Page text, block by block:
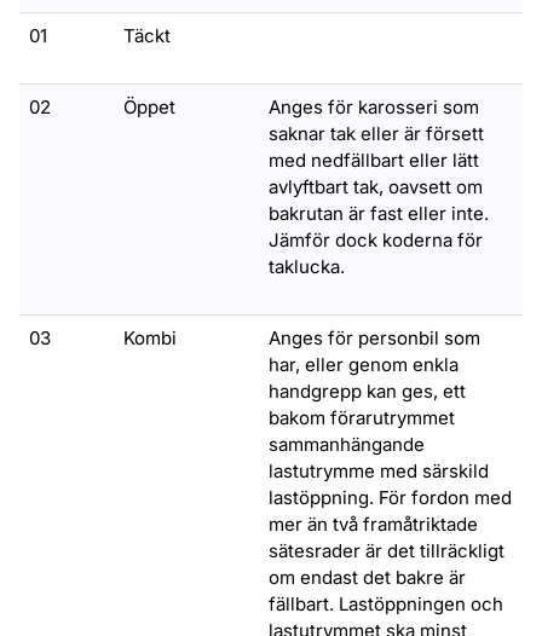
01 Täckt
02 Öppet
Anges för karosseri som
saknar tak eller är försett
med nedfällbart eller lätt
avlyftbart tak, oavsett om
bakrutan är fast eller inte.
Jämför dock koderna för
taklucka.
03 Kombi
Anges för personbil som
har, eller genom enkla
handgrepp kan ges, ett
bakom förarutrymmet
sammanhängande
lastutrymme med särskild
lastöppning. För fordon med
mer än två framåtriktade
sätesrader är det tillräckligt
om endast det bakre är
fällbart. Lastöppningen och
lastutrymmet ska minst